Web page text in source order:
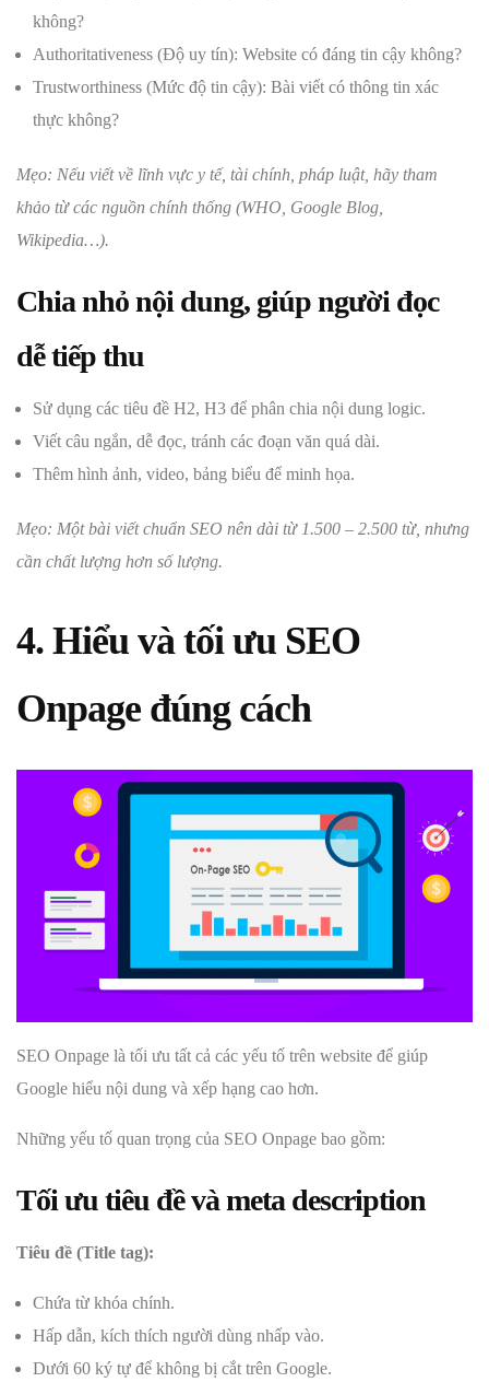
không?
Authoritativeness (Độ uy tín): Website có đáng tin cậy không?
Trustworthiness (Mức độ tin cậy): Bài viết có thông tin xác
thực không?
Mẹo: Nếu viết về lĩnh vực y tế, tài chính, pháp luật, hãy tham
khảo từ các nguồn chính thống (WHO, Google Blog,
Wikipedia…).
Chia nhỏ nội dung, giúp người đọc
dễ tiếp thu
Sử dụng các tiêu đề H2, H3 để phân chia nội dung logic.
Viết câu ngắn, dễ đọc, tránh các đoạn văn quá dài.
Thêm hình ảnh, video, bảng biểu để minh họa.
Mẹo: Một bài viết chuẩn SEO nên dài từ 1.500 – 2.500 từ, nhưng
cần chất lượng hơn số lượng.
4. Hiểu và tối ưu SEO
Onpage đúng cách
SEO Onpage là tối ưu tất cả các yếu tố trên website để giúp
Google hiểu nội dung và xếp hạng cao hơn.
Những yếu tố quan trọng của SEO Onpage bao gồm:
Tối ưu tiêu đề và meta description
Tiêu đề (Title tag):
Chứa từ khóa chính.
Hấp dẫn, kích thích người dùng nhấp vào.
Dưới 60 ký tự để không bị cắt trên Google.